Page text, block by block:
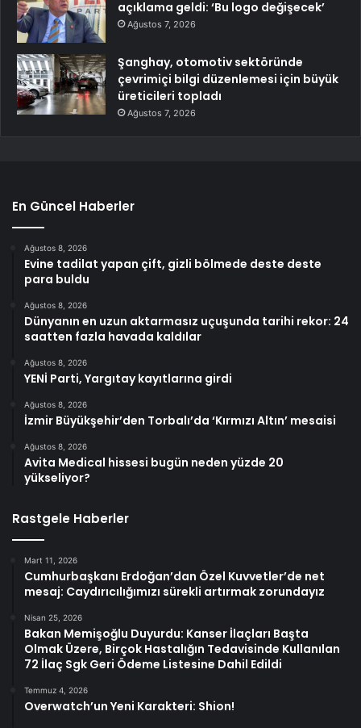
açıklama geldi: ‘Bu logo değişecek’
Ağustos 7, 2026
Şanghay, otomotiv sektöründe
çevrimiçi bilgi düzenlemesi için büyük
üreticileri topladı
Ağustos 7, 2026
En Güncel Haberler
Ağustos 8, 2026
Evine tadilat yapan çift, gizli bölmede deste deste
para buldu
Ağustos 8, 2026
Dünyanın en uzun aktarmasız uçuşunda tarihi rekor: 24
saatten fazla havada kaldılar
Ağustos 8, 2026
YENİ Parti, Yargıtay kayıtlarına girdi
Ağustos 8, 2026
İzmir Büyükşehir’den Torbalı’da ‘Kırmızı Altın’ mesaisi
Ağustos 8, 2026
Avita Medical hissesi bugün neden yüzde 20
yükseliyor?
Rastgele Haberler
Mart 11, 2026
Cumhurbaşkanı Erdoğan’dan Özel Kuvvetler’de net
mesaj: Caydırıcılığımızı sürekli artırmak zorundayız
Nisan 25, 2026
Bakan Memişoğlu Duyurdu: Kanser İlaçları Başta
Olmak Üzere, Birçok Hastalığın Tedavisinde Kullanılan
72 İlaç Sgk Geri Ödeme Listesine Dahil Edildi
Temmuz 4, 2026
Overwatch’un Yeni Karakteri: Shion!